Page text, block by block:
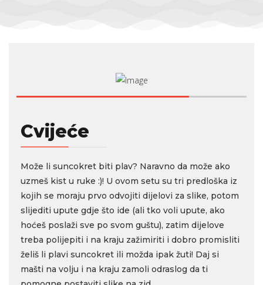
Cvijeće
Može li suncokret biti plav? Naravno da može ako
uzmeš kist u ruke :)! U ovom setu su tri predloška iz
kojih se moraju prvo odvojiti dijelovi za slike, potom
slijediti upute gdje što ide (ali tko voli upute, ako
hoćeš poslaži sve po svom guštu), zatim dijelove
treba polijepiti i na kraju zažimiriti i dobro promisliti
želiš li plavi suncokret ili možda ipak žuti! Daj si
mašti na volju i na kraju zamoli odraslog da ti